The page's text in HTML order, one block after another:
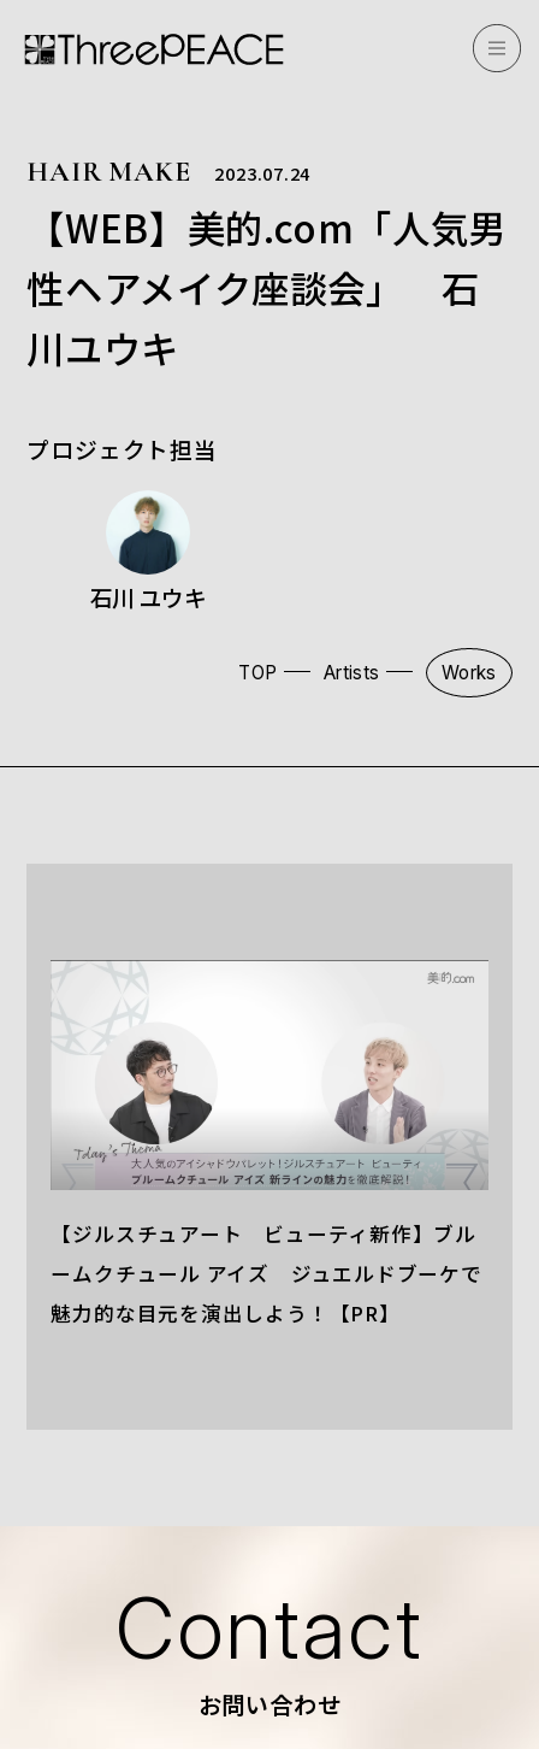
HAIR MAKE 2023.07.24
【WEB】美的.com「人気男
性ヘアメイク座談会」 石
川ユウキ
プロジェクト担当
石川 ユウキ
TOP Artists Works
【ジルスチュアート ビューティ新作】ブル
ームクチュール アイズ ジュエルドブーケで
魅力的な目元を演出しよう！【PR】
Contact
お問い合わせ